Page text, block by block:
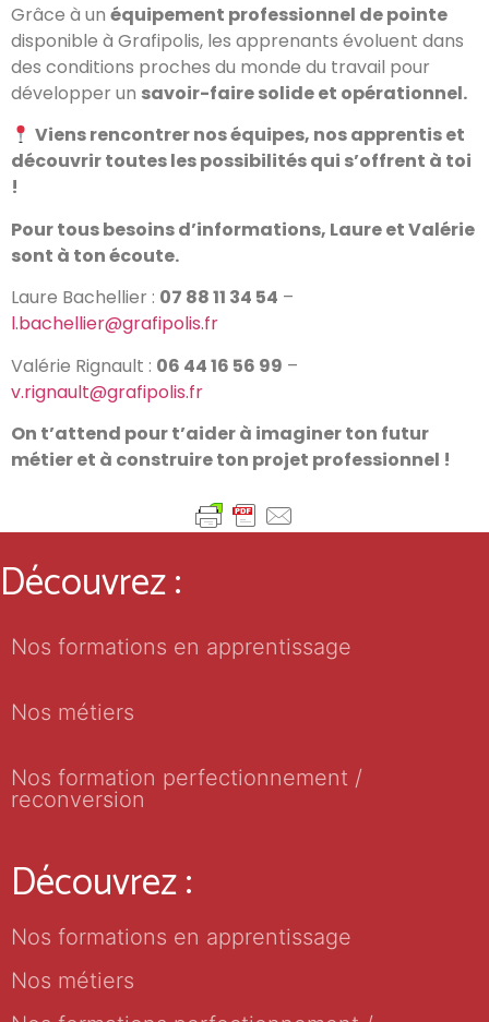
Grâce à un équipement professionnel de pointe
disponible à Grafipolis, les apprenants évoluent dans
des conditions proches du monde du travail pour
développer un savoir-faire solide et opérationnel.
Viens rencontrer nos équipes, nos apprentis et
découvrir toutes les possibilités qui s’offrent à toi
!
Pour tous besoins d’informations, Laure et Valérie
sont à ton écoute.
Laure Bachellier : 07 88 11 34 54 –
l.bachellier@grafipolis.fr
Valérie Rignault : 06 44 16 56 99 –
v.rignault@grafipolis.fr
On t’attend pour t’aider à imaginer ton futur
métier et à construire ton projet professionnel !
Découvrez :
Nos formations en apprentissage
Nos métiers
Nos formation perfectionnement /
reconversion
Découvrez :
Nos formations en apprentissage
Nos métiers